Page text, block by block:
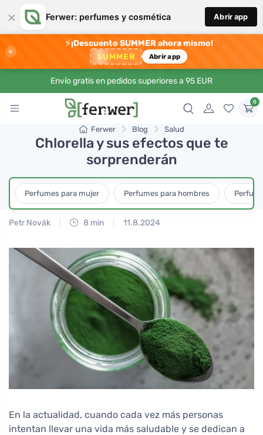
× Ferwer: perfumes y cosmética Abrir app
×
⚡¡Descuento SUMMER ahora mismo!
SUMMER Abrir app
Envío gratis en pedidos superiores a 95 EUR
0
Ferwer Blog Salud
Chlorella y sus efectos que te
sorprenderán
Perfumes para mujer Perfumes para hombres
Petr Novák 8 min 11.8.2024
En la actualidad, cuando cada vez más personas
intentan llevar una vida más saludable y se dedican a